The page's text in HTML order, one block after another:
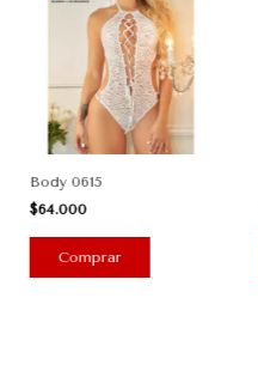
Body 0615
$64.000
Comprar